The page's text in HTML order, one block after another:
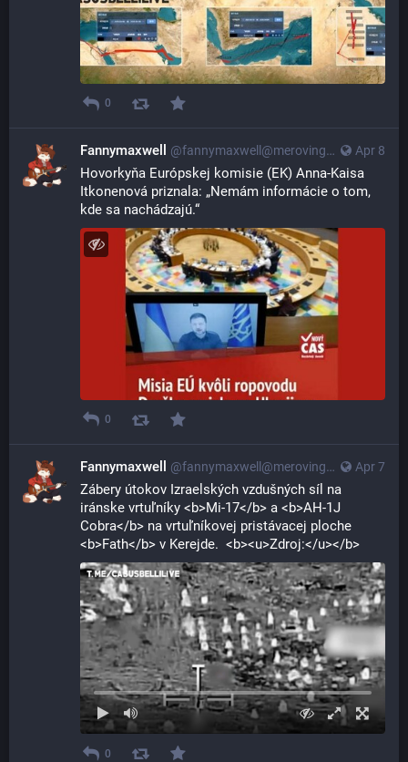
0
Apr 8
Fannymaxwell @fannymaxwell@merovingian.club
Hovorkyňa Európskej komisie (EK) Anna-Kaisa
Itkonenová priznala: „Nemám informácie o tom,
kde sa nachádzajú.“
0
Apr 7
Fannymaxwell @fannymaxwell@merovingian.club
Zábery útokov Izraelských vzdušných síl na
iránske vrtuľníky <b>Mi-17</b> a <b>AH-1J
Cobra</b> na vrtuľníkovej pristávacej ploche
<b>Fath</b> v Kerejde.  <b><u>Zdroj:</u></b>
0